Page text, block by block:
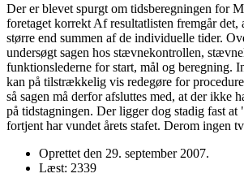
Der er blevet spurgt om tidsberegningen for
foretaget korrekt Af resultatlisten fremgår det,
større end summen af de individuelle tider.
undersøgt sagen hos stævnekontrollen,
funktionslederne for start, mål og beregning.
kan på tilstrækkelig vis redegøre for
så sagen må derfor afsluttes med, at der ikke
på tidstagningen. Der ligger dog stadig fast
fortjent har vundet årets stafet. Derom ingen
Oprettet den 29. september 2007.
Læst: 2339